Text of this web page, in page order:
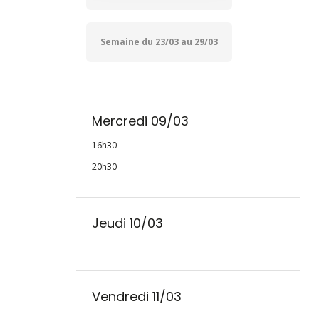
Semaine du 23/03 au 29/03
Mercredi 09/03
16h30
20h30
Jeudi 10/03
Vendredi 11/03